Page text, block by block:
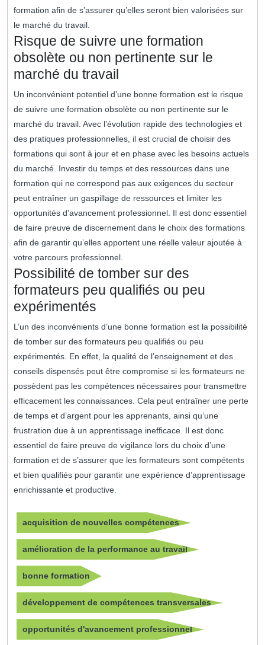
formation afin de s’assurer qu’elles seront bien valorisées sur
le marché du travail.
Risque de suivre une formation
obsolète ou non pertinente sur le
marché du travail
Un inconvénient potentiel d’une bonne formation est le risque
de suivre une formation obsolète ou non pertinente sur le
marché du travail. Avec l’évolution rapide des technologies et
des pratiques professionnelles, il est crucial de choisir des
formations qui sont à jour et en phase avec les besoins actuels
du marché. Investir du temps et des ressources dans une
formation qui ne correspond pas aux exigences du secteur
peut entraîner un gaspillage de ressources et limiter les
opportunités d’avancement professionnel. Il est donc essentiel
de faire preuve de discernement dans le choix des formations
afin de garantir qu’elles apportent une réelle valeur ajoutée à
votre parcours professionnel.
Possibilité de tomber sur des
formateurs peu qualifiés ou peu
expérimentés
L’un des inconvénients d’une bonne formation est la possibilité
de tomber sur des formateurs peu qualifiés ou peu
expérimentés. En effet, la qualité de l’enseignement et des
conseils dispensés peut être compromise si les formateurs ne
possèdent pas les compétences nécessaires pour transmettre
efficacement les connaissances. Cela peut entraîner une perte
de temps et d’argent pour les apprenants, ainsi qu’une
frustration due à un apprentissage inefficace. Il est donc
essentiel de faire preuve de vigilance lors du choix d’une
formation et de s’assurer que les formateurs sont compétents
et bien qualifiés pour garantir une expérience d’apprentissage
enrichissante et productive.
acquisition de nouvelles compétences
amélioration de la performance au travail
bonne formation
développement de compétences transversales
opportunités d'avancement professionnel